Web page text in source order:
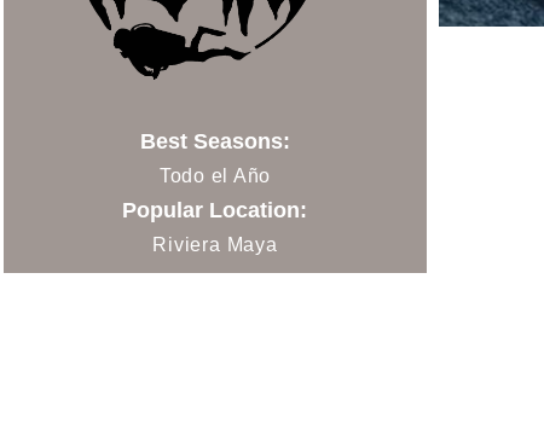
Best Seasons:
Todo el Año
Popular Location:
Riviera Maya